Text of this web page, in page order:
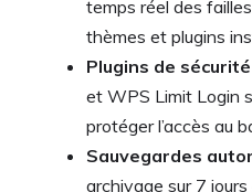
temps réel des
thèmes et plugins
Plugins de
et WPS Limit Login
protéger l’accès au
Sauvegardes
archivage sur 7